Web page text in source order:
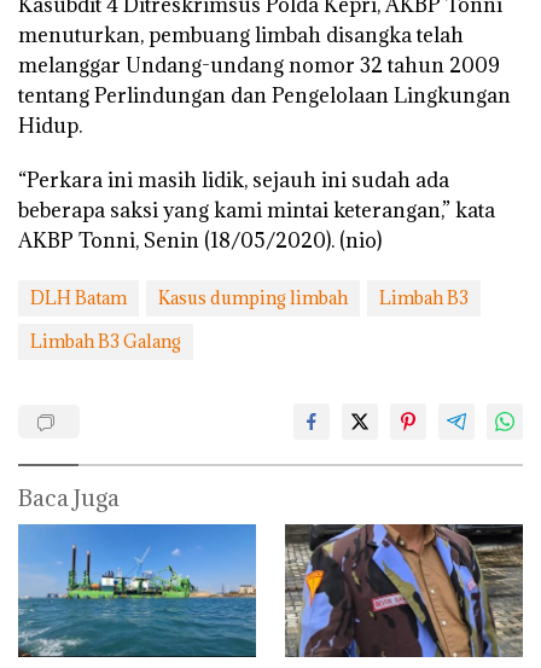
menuturkan, pembuang limbah disangka telah
melanggar Undang-undang nomor 32 tahun 2009
tentang Perlindungan dan Pengelolaan Lingkungan
Hidup.
“Perkara ini masih lidik, sejauh ini sudah ada
beberapa saksi yang kami mintai keterangan,” kata
AKBP Tonni, Senin (18/05/2020). (nio)
DLH Batam Kasus dumping limbah
Limbah B3
Limbah B3 Galang
Baca Juga